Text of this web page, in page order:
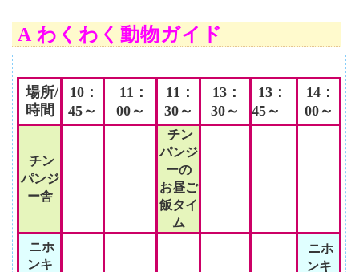
A わくわく動物ガイド
場所/
時間
10：
45～
11：
00～
11：
30～
13：
30～
13：
45～
14：
00～
チン
パンジ
ー舎
チン
パンジ
ーの
お昼ご
飯タイ
ム
ニホ
ンキ
ニホ
ンキ